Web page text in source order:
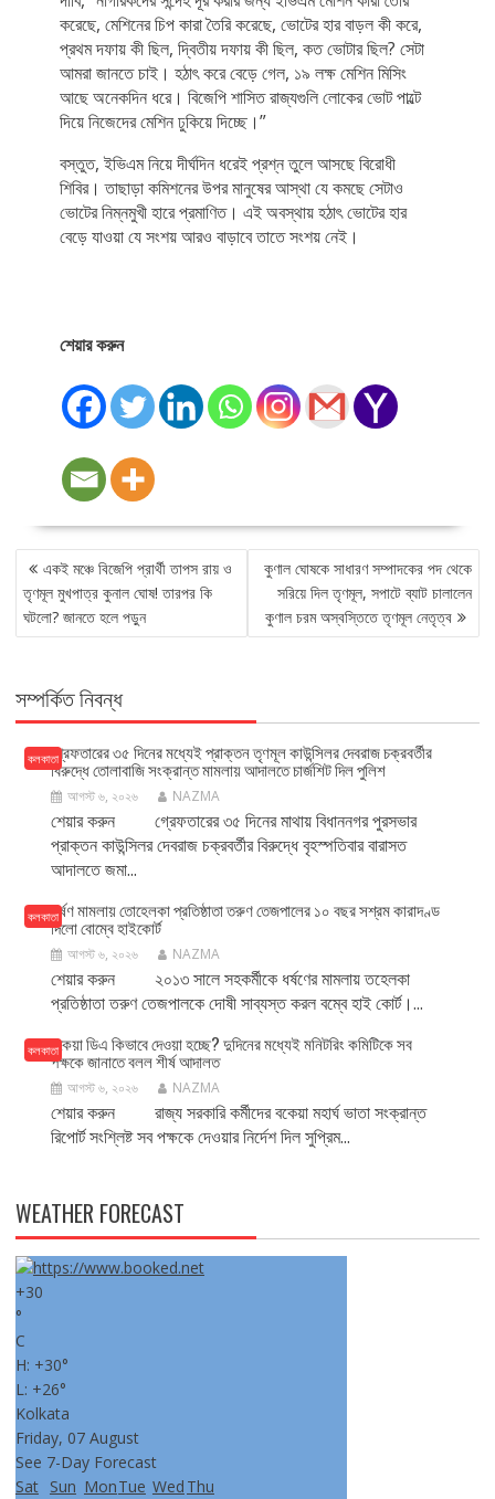
করেছে, মেশিনের চিপ কারা তৈরি করেছে, ভোটের হার বাড়ল কী করে,
প্রথম দফায় কী ছিল, দ্বিতীয় দফায় কী ছিল, কত ভোটার ছিল? সেটা
আমরা জানতে চাই। হঠাৎ করে বেড়ে গেল, ১৯ লক্ষ মেশিন মিসিং
আছে অনেকদিন ধরে। বিজেপি শাসিত রাজ্যগুলি লোকের ভোট পাল্টে
দিয়ে নিজেদের মেশিন ঢুকিয়ে দিচ্ছে।”
বস্তুত, ইভিএম নিয়ে দীর্ঘদিন ধরেই প্রশ্ন তুলে আসছে বিরোধী
শিবির। তাছাড়া কমিশনের উপর মানুষের আস্থা যে কমছে সেটাও
ভোটের নিম্নমুখী হারে প্রমাণিত। এই অবস্থায় হঠাৎ ভোটের হার
বেড়ে যাওয়া যে সংশয় আরও বাড়াবে তাতে সংশয় নেই।
শেয়ার করুন
POST
NAVIGATION
একই মঞ্চে বিজেপি প্রার্থী তাপস রায় ও
তৃণমূল মুখপাত্র কুনাল ঘোষ! তারপর কি
ঘটলো? জানতে হলে পড়ুন
কুণাল ঘোষকে সাধারণ সম্পাদকের পদ থেকে
সরিয়ে দিল তৃণমূল, সপাটে ব্যাট চালালেন
কুণাল চরম অস্বস্তিতে তৃণমূল নেতৃত্ব
সম্পর্কিত নিবন্ধ
কলকাতাগ্রেফতারের ৩৫ দিনের মধ্যেই প্রাক্তন তৃণমূল কাউন্সিলর দেবরাজ চক্রবর্তীর
বিরুদ্ধে তোলাবাজি সংক্রান্ত মামলায় আদালতে চার্জশিট দিল পুলিশ
আগস্ট ৬, ২০২৬ NAZMA
শেয়ার করুন গ্রেফতারের ৩৫ দিনের মাথায় বিধাননগর পুরসভার
প্রাক্তন কাউন্সিলর দেবরাজ চক্রবর্তীর বিরুদ্ধে বৃহস্পতিবার বারাসত
আদালতে জমা...
কলকাতাধর্ষণ মামলায় তোহেলকা প্রতিষ্ঠাতা তরুণ তেজপালের ১০ বছর সশ্রম কারাদণ্ড
দিলো বোম্বে হাইকোর্ট
আগস্ট ৬, ২০২৬ NAZMA
শেয়ার করুন ২০১৩ সালে সহকর্মীকে ধর্ষণের মামলায় তহেলকা
প্রতিষ্ঠাতা তরুণ তেজপালকে দোষী সাব্যস্ত করল বম্বে হাই কোর্ট।...
কলকাতাবকেয়া ডিএ কিভাবে দেওয়া হচ্ছে? দুদিনের মধ্যেই মনিটরিং কমিটিকে সব
পক্ষকে জানাতে বলল শীর্ষ আদালত
আগস্ট ৬, ২০২৬ NAZMA
শেয়ার করুন রাজ্য সরকারি কর্মীদের বকেয়া মহার্ঘ ভাতা সংক্রান্ত
রিপোর্ট সংশ্লিষ্ট সব পক্ষকে দেওয়ার নির্দেশ দিল সুপ্রিম...
WEATHER FORECAST
+30
°
C
H: +30°
L: +26°
Kolkata
Friday, 07 August
See 7-Day Forecast
Sat Sun MonTue Wed Thu